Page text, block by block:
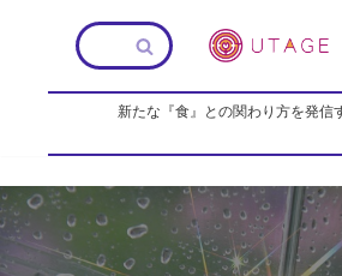
へ
ス
キ
新たな『食』との関わり方を発信